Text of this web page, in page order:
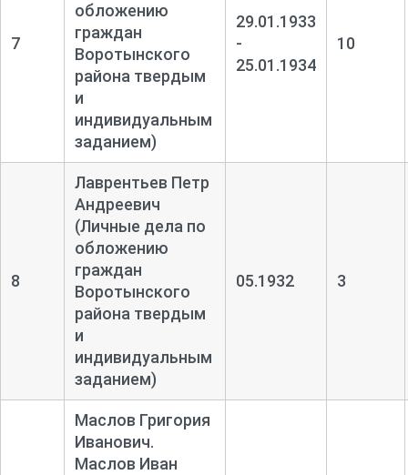
7
обложению
граждан
Воротынского
района твердым
и
индивидуальным
заданием)
29.01.1933
-
25.01.1934
10
8
Лаврентьев Петр
Андреевич
(Личные дела по
обложению
граждан
Воротынского
района твердым
и
индивидуальным
заданием)
05.1932 3
Маслов Григория
Иванович.
Маслов Иван